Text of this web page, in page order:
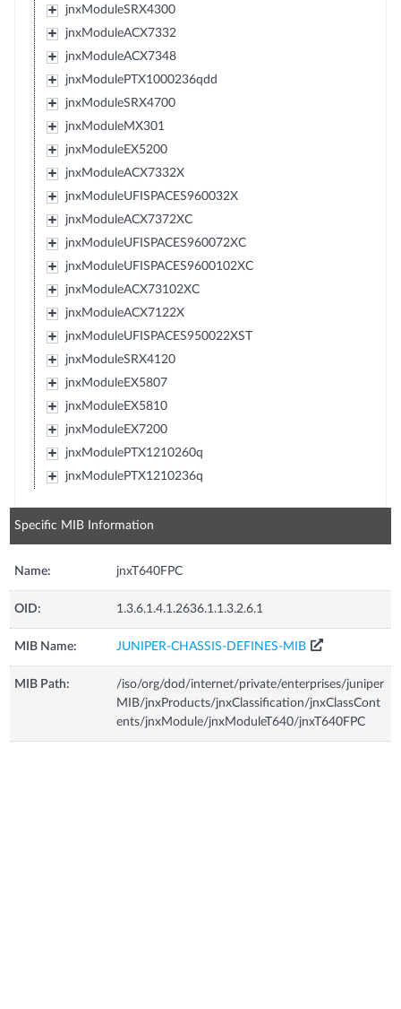
jnxModuleSRX4300
jnxModuleACX7332
jnxModuleACX7348
jnxModulePTX1000236qdd
jnxModuleSRX4700
jnxModuleMX301
jnxModuleEX5200
jnxModuleACX7332X
jnxModuleUFISPACES960032X
jnxModuleACX7372XC
jnxModuleUFISPACES960072XC
jnxModuleUFISPACES9600102XC
jnxModuleACX73102XC
jnxModuleACX7122X
jnxModuleUFISPACES950022XST
jnxModuleSRX4120
jnxModuleEX5807
jnxModuleEX5810
jnxModuleEX7200
jnxModulePTX1210260q
jnxModulePTX1210236q
Specific MIB Information
Name: jnxT640FPC
OID: 1.3.6.1.4.1.2636.1.1.3.2.6.1
MIB Name: JUNIPER-CHASSIS-DEFINES-MIB
MIB Path:
/iso/org/dod/internet/private/enterprises/juniper
MIB/jnxProducts/jnxClassification/jnxClassCont
ents/jnxModule/jnxModuleT640/jnxT640FPC